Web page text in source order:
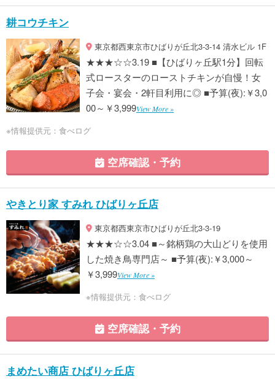
耕コウチキン
東京都西東京市ひばりが丘北3-3-14 清水ビル 1F
★★★☆☆3.19 ■【ひばりヶ丘駅1分】回転
式ロースターのローストチキンが自慢！女
子会・宴会・2軒目利用に◎ ■予算(夜):￥3,0
00～￥3,999View More »
※情報提供元：食べログ
空席確認・予約
やきとり家 すみれ ひばりヶ丘店
東京都西東京市ひばりが丘北3-3-19
★★★☆☆3.04 ■～銘柄鶏の大山どりを使用
した焼き鳥専門店～ ■予算(夜):￥3,000～
￥3,999View More »
※情報提供元：食べログ
空席確認・予約
まめたい商店 ひばりヶ丘店